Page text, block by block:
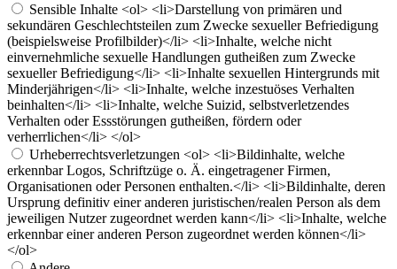
Sensible Inhalte <ol> <li>Darstellung von primären und
sekundären Geschlechtsteilen zum Zwecke sexueller Befriedigung
(beispielsweise Profilbilder)</li> <li>Inhalte, welche nicht
einvernehmliche sexuelle Handlungen gutheißen zum Zwecke
sexueller Befriedigung</li> <li>Inhalte sexuellen Hintergrunds mit
Minderjährigen</li> <li>Inhalte, welche inzestuöses Verhalten
beinhalten</li> <li>Inhalte, welche Suizid, selbstverletzendes
Verhalten oder Essstörungen gutheißen, fördern oder
verherrlichen</li> </ol>
Urheberrechtsverletzungen <ol> <li>Bildinhalte, welche
erkennbar Logos, Schriftzüge o. Ä. eingetragener Firmen,
Organisationen oder Personen enthalten.</li> <li>Bildinhalte, deren
Ursprung definitiv einer anderen juristischen/realen Person als dem
jeweiligen Nutzer zugeordnet werden kann</li> <li>Inhalte, welche
erkennbar einer anderen Person zugeordnet werden können</li>
</ol>